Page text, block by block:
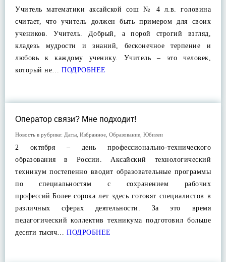
Учитель математики аксайской сош № 4 л.в. головина
считает, что учитель должен быть примером для своих
учеников. Учитель. Добрый, а порой строгий взгляд,
кладезь мудрости и знаний, бесконечное терпение и
любовь к каждому ученику. Учитель – это человек,
который не… ПОДРОБНЕЕ
Оператор связи? Мне подходит!
Новость в рубрике: Даты Избранное Образование Юбилеи
2 октября – день профессионально-технического
образования в России. Аксайский технологический
техникум постепенно вводит образовательные программы
по специальностям с сохранением рабочих
профессий.Более сорока лет здесь готовят специалистов в
различных сферах деятельности. За это время
педагогический коллектив техникума подготовил больше
десяти тысяч… ПОДРОБНЕЕ